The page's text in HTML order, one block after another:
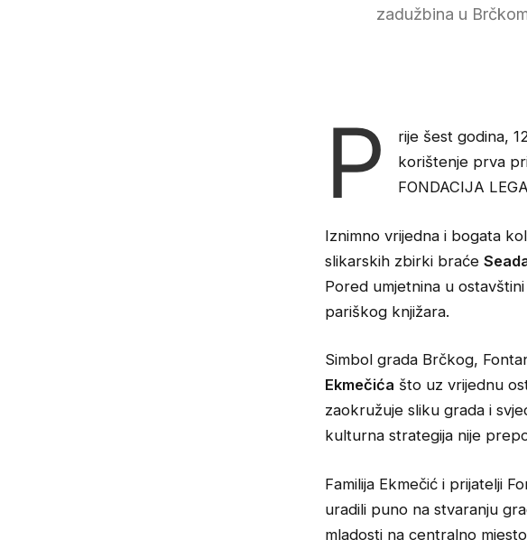
zadužbina u
P
rije šest godina,
korištenje prva
FONDACIJA
Iznimno vrijedna i bogata
slikarskih zbirki braće
Pored umjetnina u
pariškog knjižara.
Simbol grada Brčkog,
Ekmečića što uz vrijednu
zaokružuje sliku grada i
kulturna strategija nije
Familija Ekmečić i prijatelji
uradili puno na stvaranju
mladosti na centralno